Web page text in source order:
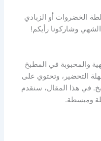
الخضروات أو الزبادي
الشهي وشاركونا رأيكم!
والمحبوبة في المطبخ
التحضير، وتحتوي على
في هذا المقال، سنقدم
ومبسطة.